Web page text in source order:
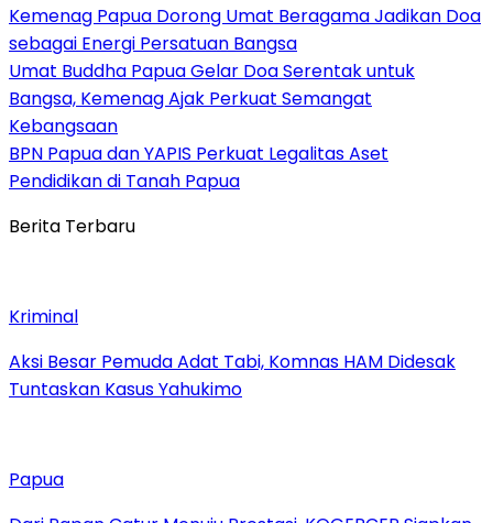
Kemenag Papua Dorong Umat Beragama Jadikan Doa
sebagai Energi Persatuan Bangsa
Umat Buddha Papua Gelar Doa Serentak untuk
Bangsa, Kemenag Ajak Perkuat Semangat
Kebangsaan
BPN Papua dan YAPIS Perkuat Legalitas Aset
Pendidikan di Tanah Papua
Berita Terbaru
Kriminal
Aksi Besar Pemuda Adat Tabi, Komnas HAM Didesak
Tuntaskan Kasus Yahukimo
Papua